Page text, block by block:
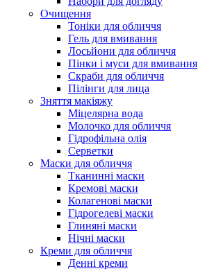
Очищення
Тоніки для обличчя
Гель для вмивання
Лосьйони для обличчя
Пінки і муси для вмивання
Скраби для обличчя
Пілінги для лица
Зняття макіяжу
Міцелярна вода
Молочко для обличчя
Гідрофільна олія
Серветки
Маски для обличчя
Тканинні маски
Кремові маски
Колагенові маски
Гідрогелеві маски
Глиняні маски
Нічні маски
Креми для обличчя
Денні креми